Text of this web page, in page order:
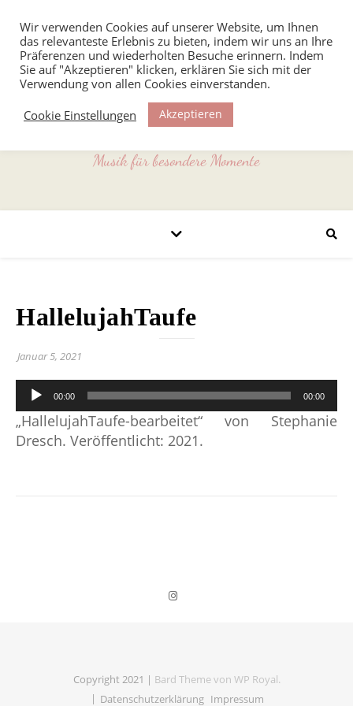
Musik für besondere Momente
HallelujahTaufe
Januar 5, 2021
Audio-
Player
00:00 00:00
„HallelujahTaufe-bearbeitet“ von Stephanie
Dresch. Veröffentlicht: 2021.
Copyright 2021 | Bard Theme von WP Royal.
Datenschutz­erklärung Impressum
Wir verwenden Cookies auf unserer Website, um Ihnen
das relevanteste Erlebnis zu bieten, indem wir uns an Ihre
Präferenzen und wiederholten Besuche erinnern. Indem
Sie auf "Akzeptieren" klicken, erklären Sie sich mit der
Verwendung von allen Cookies einverstanden.
Cookie Einstellungen
Akzeptieren